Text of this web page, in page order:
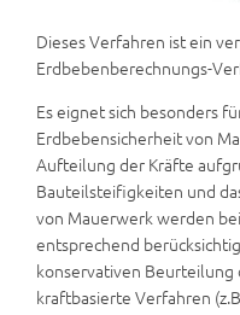
Dieses Verfahren ist ein
Erdbebenberechnungs-
Es eignet sich besonders
Erdbebensicherheit von
Aufteilung der Kräfte
Bauteilsteifigkeiten und
von Mauerwerk werden
entsprechend
konservativen Beurteilung
kraftbasierte Verfahren